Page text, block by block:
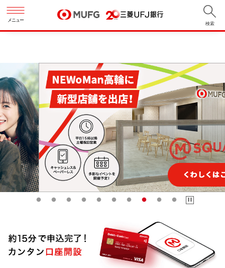
メニュー
検索
商品•サービス コラム•便利